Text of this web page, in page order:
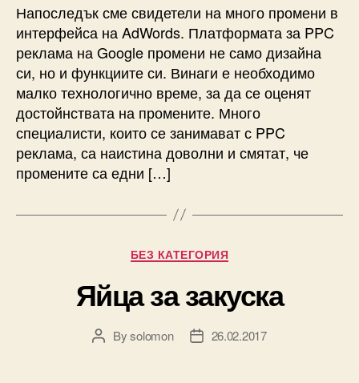
Напоследък сме свидетели на много промени в
интерфейса на AdWords. Платформата за PPC
реклама на Google промени не само дизайна
си, но и функциите си. Винаги е необходимо
малко технологично време, за да се оценят
достойнствата на промените. Много
специалисти, които се занимават с PPC
реклама, са наистина доволни и смятат, че
промените са едни […]
Categories
БЕЗ КАТЕГОРИЯ
Яйца за закуска
PostBysolomon
Post26.02.2017